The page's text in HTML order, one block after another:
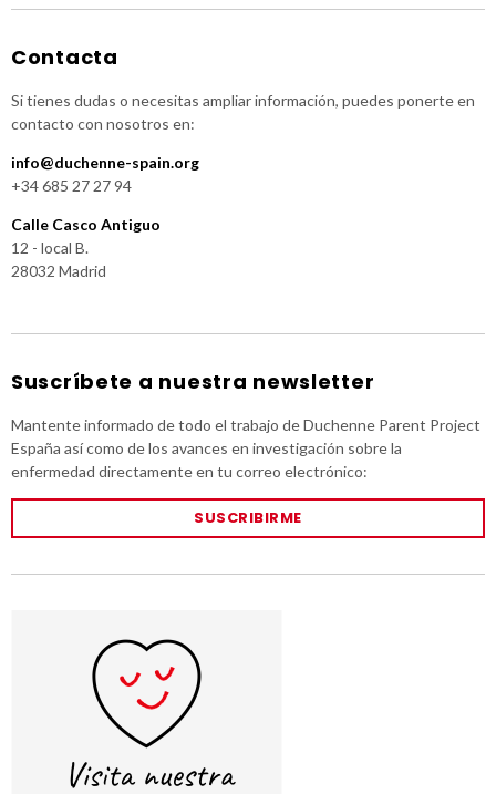
Contacta
Si tienes dudas o necesitas ampliar información, puedes ponerte en
contacto con nosotros en:
info@duchenne-spain.org
+34 685 27 27 94
Calle Casco Antiguo
12 - local B.
28032 Madrid
Suscríbete a nuestra newsletter
Mantente informado de todo el trabajo de Duchenne Parent Project
España así como de los avances en investigación sobre la
enfermedad directamente en tu correo electrónico:
SUSCRIBIRME